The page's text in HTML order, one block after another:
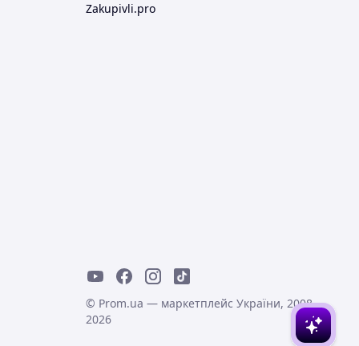
Zakupivli.pro
© Prom.ua — маркетплейс України, 2008-
2026